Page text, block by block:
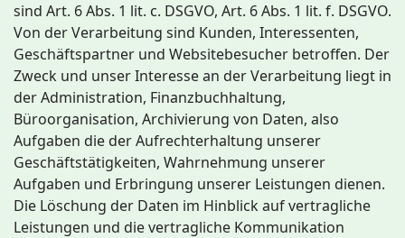
sind Art. 6 Abs. 1 lit. c. DSGVO, Art. 6 Abs. 1 lit. f. DSGVO.
Von der Verarbeitung sind Kunden, Interessenten,
Geschäftspartner und Websitebesucher betroffen. Der
Zweck und unser Interesse an der Verarbeitung liegt in
der Administration, Finanzbuchhaltung,
Büroorganisation, Archivierung von Daten, also
Aufgaben die der Aufrechterhaltung unserer
Geschäftstätigkeiten, Wahrnehmung unserer
Aufgaben und Erbringung unserer Leistungen dienen.
Die Löschung der Daten im Hinblick auf vertragliche
Leistungen und die vertragliche Kommunikation